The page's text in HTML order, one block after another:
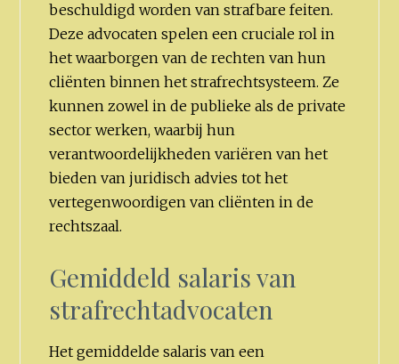
beschuldigd worden van strafbare feiten.
Deze advocaten spelen een cruciale rol in
het waarborgen van de rechten van hun
cliënten binnen het strafrechtsysteem. Ze
kunnen zowel in de publieke als de private
sector werken, waarbij hun
verantwoordelijkheden variëren van het
bieden van juridisch advies tot het
vertegenwoordigen van cliënten in de
rechtszaal.
Gemiddeld salaris van
strafrechtadvocaten
Het gemiddelde salaris van een